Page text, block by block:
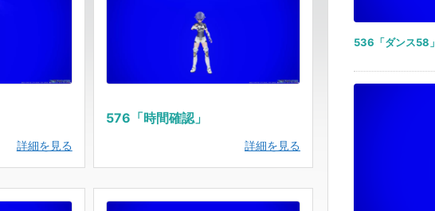
詳細を見る
576「時間確認」
詳細を見る
536「ダンス58」